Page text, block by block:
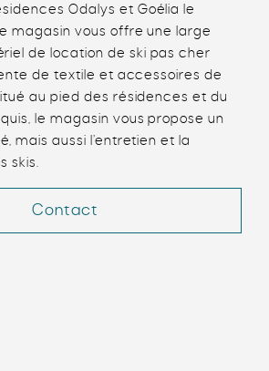
Odalys et Goélia le
magasin vous offre une large
de location de ski pas cher
de textile et accessoires de
au pied des résidences et du
le magasin vous propose un
mais aussi l’entretien et la
skis.
Contact